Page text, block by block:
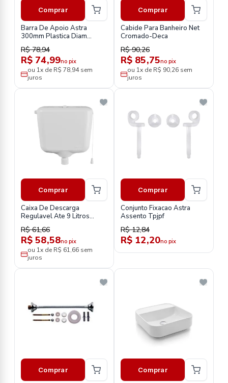
Comprar
Barra De Apoio Astra
300mm Plastica Diam
36mm
R$ 78,94
R$ 74,99no pix
ou 1x de R$ 78,94 sem
juros
Comprar
Cabide Para Banheiro Net
Cromado-Deca
R$ 90,26
R$ 85,75no pix
ou 1x de R$ 90,26 sem
juros
Comprar
Caixa De Descarga
Regulavel Ate 9 Litros
Astra-Branca
R$ 61,66
R$ 58,58no pix
ou 1x de R$ 61,66 sem
juros
Comprar
Conjunto Fixacao Astra
Assento Tpjpf
R$ 12,84
R$ 12,20no pix
Comprar Comprar